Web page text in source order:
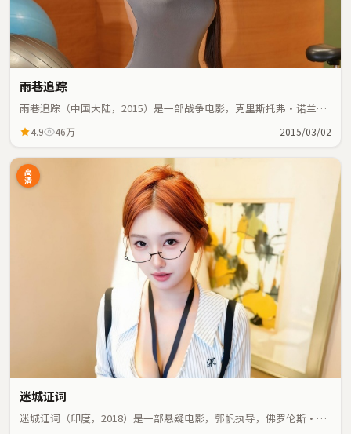
雨巷追踪
雨巷追踪（中国大陆，2015）是一部战争电影，克里斯托弗·诺兰执
凑。
4.9 46万 2015/03/02
高
清
迷城证词
迷城证词（印度，2018）是一部悬疑电影，郭帆执导，佛罗伦斯·